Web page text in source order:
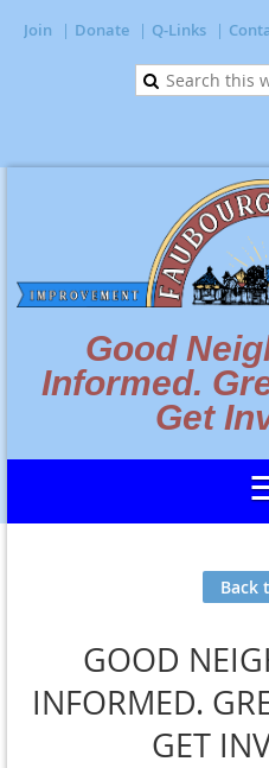
Join Donate Q-Links
Good
Informed.
Get
Back
GOOD
INFORMED.
GET